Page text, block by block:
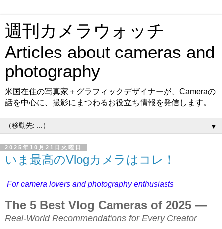
週刊カメラウォッチ
Articles about cameras and
photography
米国在住の写真家＋グラフィックデザイナーが、Cameraの
話を中心に、撮影にまつわるお役立ち情報を発信します。
▼
2025年10月21日火曜日
いま最高のVlogカメラはコレ！
For camera lovers and photography enthusiasts
The 5 Best Vlog Cameras of 2025 —
Real-World Recommendations for Every Creator